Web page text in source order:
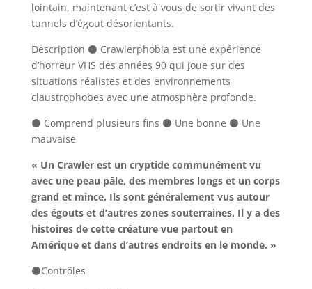
lointain, maintenant c’est à vous de sortir vivant des
tunnels d’égout désorientants.
Description ⚫ Crawlerphobia est une expérience
d’horreur VHS des années 90 qui joue sur des
situations réalistes et des environnements
claustrophobes avec une atmosphère profonde.
⚫ Comprend plusieurs fins ⚫ Une bonne ⚫ Une
mauvaise
« Un Crawler est un cryptide communément vu
avec une peau pâle, des membres longs et un corps
grand et mince. Ils sont généralement vus autour
des égouts et d’autres zones souterraines. Il y a des
histoires de cette créature vue partout en
Amérique et dans d’autres endroits en le monde. »
⚫Contrôles